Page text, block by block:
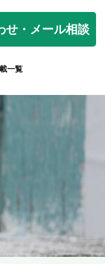
せ・メール相談
一覧